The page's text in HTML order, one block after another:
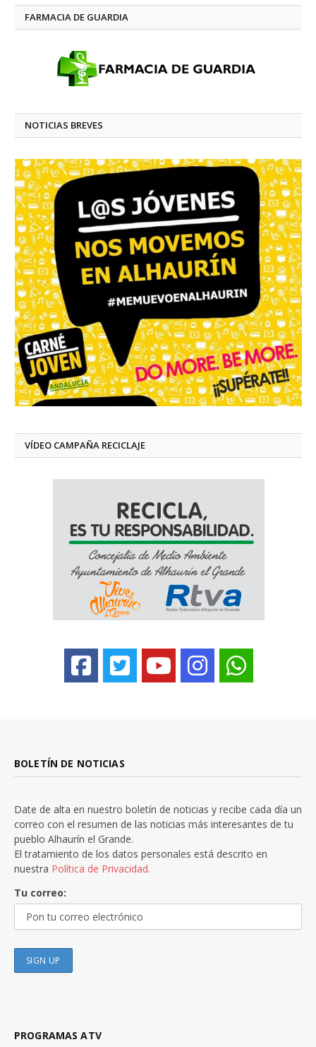
FARMACIA DE GUARDIA
NOTICIAS BREVES
VÍDEO CAMPAÑA RECICLAJE
BOLETÍN DE NOTICIAS
Date de alta en nuestro boletín de noticias y recibe cada día un
correo con el resumen de las noticias más interesantes de tu
pueblo Alhaurín el Grande.
El tratamiento de los datos personales está descrito en
nuestra Política de Privacidad.
Tu correo:
PROGRAMAS ATV